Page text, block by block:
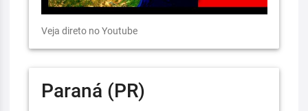
Veja direto no Youtube
Paraná (PR)